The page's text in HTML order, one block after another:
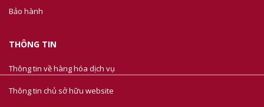
Bảo hành
THÔNG TIN
Thông tin về hàng hóa dịch vụ
Thông tin chủ sở hữu website